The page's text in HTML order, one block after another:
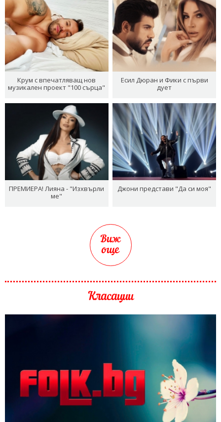
Крум с впечатляващ нов
музикален проект "100 сърца"
Есил Дюран и Фики с първи
дует
ПРЕМИЕРА! Лияна - "Изхвърли
ме"
Джони представи "Да си моя"
Виж
още
Класации